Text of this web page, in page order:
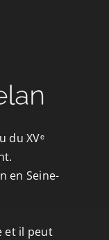
du XVᵉ
en Seine-
et il peut